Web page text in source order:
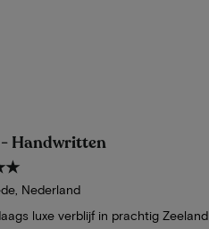
- Handwritten
Nederland
luxe verblijf in prachtig Zeeland